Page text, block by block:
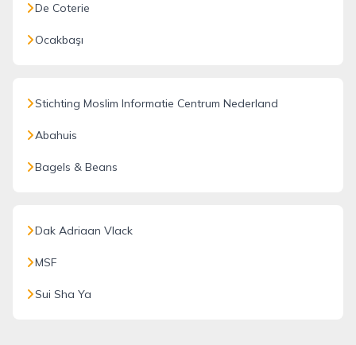
De Coterie
Ocakbaşı
Stichting Moslim Informatie Centrum Nederland
Abahuis
Bagels & Beans
Dak Adriaan Vlack
MSF
Sui Sha Ya